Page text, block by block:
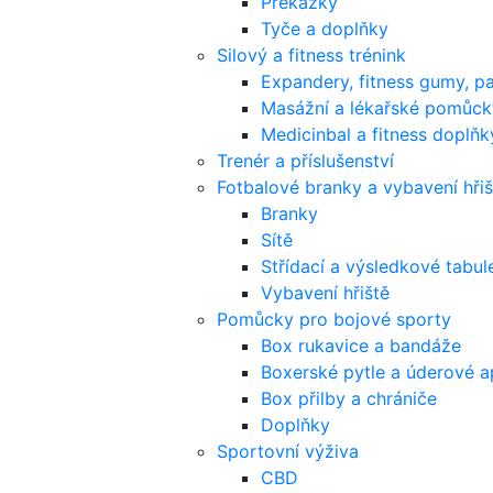
Tyče a doplňky
Silový a fitness trénink
Expandery, fitness gumy,
Masážní a lékařské
Medicinbal a fitness
Trenér a příslušenství
Fotbalové branky a vybavení
Branky
Sítě
Střídací a výsledkové
Vybavení hřiště
Pomůcky pro bojové sporty
Box rukavice a bandáže
Boxerské pytle a úderové
Box přilby a chrániče
Doplňky
Sportovní výživa
CBD